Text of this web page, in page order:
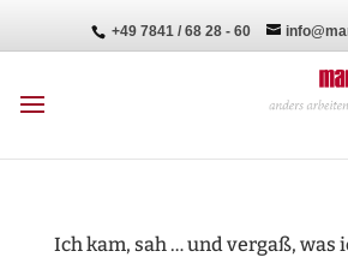
+49 7841 / 68 28 - 60
Ich kam, sah … und vergaß, was